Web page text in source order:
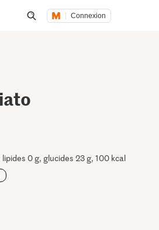
Connexion
0 g, glucides 23 g, 100 kcal